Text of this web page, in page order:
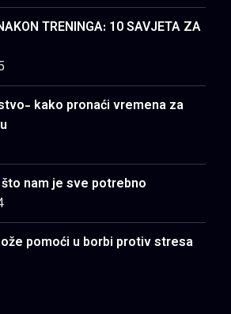
TRENINGA: 10 SAVJETA ZA
kako pronaći vremena za
nam je sve potrebno
pomoći u borbi protiv stresa